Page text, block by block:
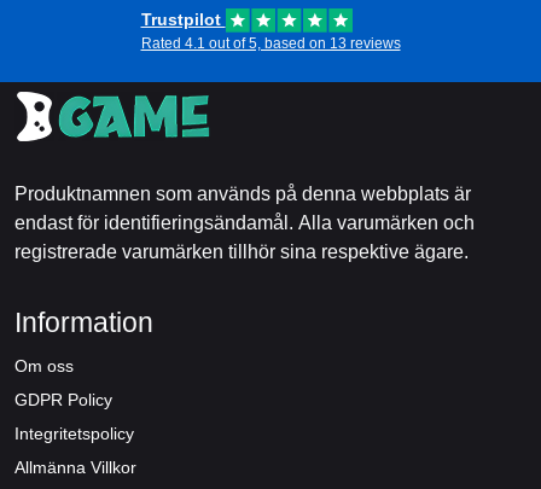
Trustpilot
Rated 4.1 out of 5, based on 13 reviews
Produktnamnen som används på denna webbplats är
endast för identifieringsändamål. Alla varumärken och
registrerade varumärken tillhör sina respektive ägare.
Information
Om oss
GDPR Policy
Integritetspolicy
Allmänna Villkor